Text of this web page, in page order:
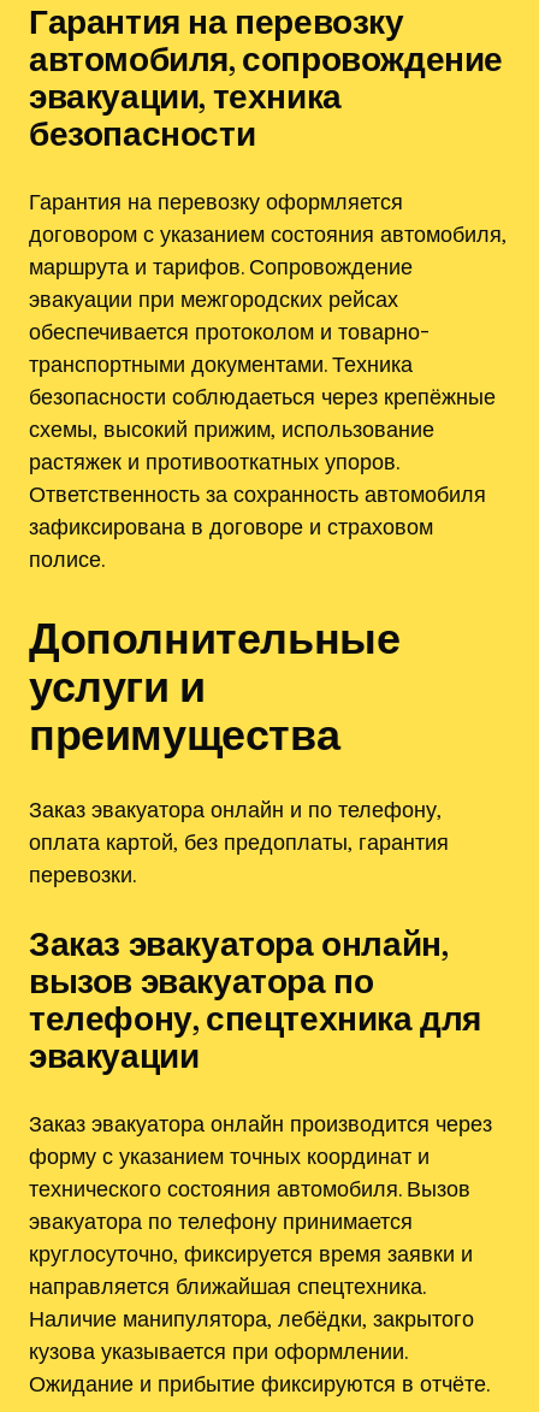
Гарантия на перевозку
автомобиля‚ сопровождение
эвакуации‚ техника
безопасности
Гарантия на перевозку оформляется
договором с указанием состояния автомобиля‚
маршрута и тарифов. Сопровождение
эвакуации при межгородских рейсах
обеспечивается протоколом и товарно-
транспортными документами. Техника
безопасности соблюдаеться через крепёжные
схемы‚ высокий прижим‚ использование
растяжек и противооткатных упоров.
Ответственность за сохранность автомобиля
зафиксирована в договоре и страховом
полисе.
Дополнительные
услуги и
преимущества
Заказ эвакуатора онлайн и по телефону‚
оплата картой‚ без предоплаты‚ гарантия
перевозки.
Заказ эвакуатора онлайн‚
вызов эвакуатора по
телефону‚ спецтехника для
эвакуации
Заказ эвакуатора онлайн производится через
форму с указанием точных координат и
технического состояния автомобиля. Вызов
эвакуатора по телефону принимается
круглосуточно‚ фиксируется время заявки и
направляется ближайшая спецтехника.
Наличие манипулятора‚ лебёдки‚ закрытого
кузова указывается при оформлении.
Ожидание и прибытие фиксируются в отчёте.